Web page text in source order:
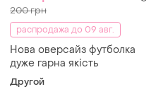
200 грн
распродажа до 09 авг.
Нова оверсайз футболка
дуже гарна якість
Другой